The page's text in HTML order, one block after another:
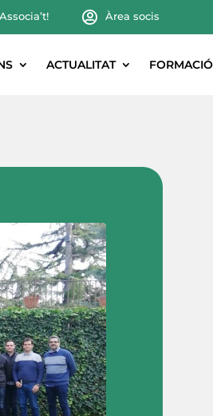
Associa’t! Àrea socis
ACTUALITAT FORMACIÓ